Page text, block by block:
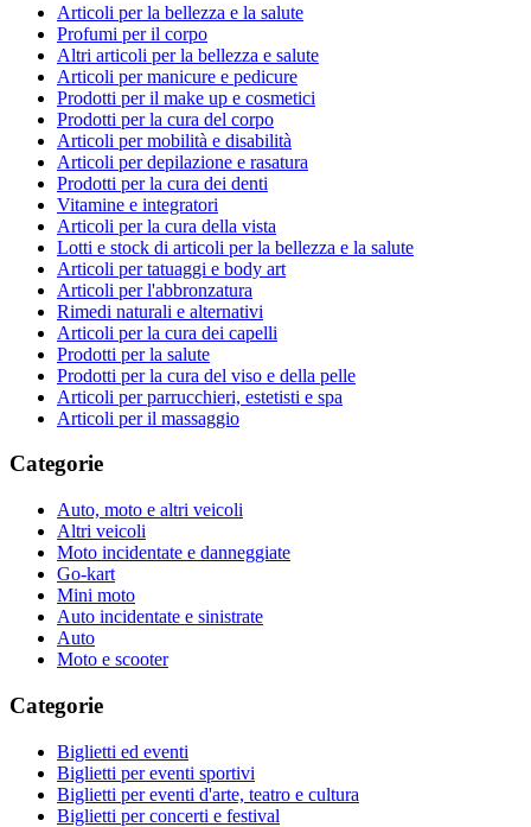
Articoli per la bellezza e la salute
Profumi per il corpo
Altri articoli per la bellezza e salute
Articoli per manicure e pedicure
Prodotti per il make up e cosmetici
Prodotti per la cura del corpo
Articoli per mobilità e disabilità
Articoli per depilazione e rasatura
Prodotti per la cura dei denti
Vitamine e integratori
Articoli per la cura della vista
Lotti e stock di articoli per la bellezza e la salute
Articoli per tatuaggi e body art
Articoli per l'abbronzatura
Rimedi naturali e alternativi
Articoli per la cura dei capelli
Prodotti per la salute
Prodotti per la cura del viso e della pelle
Articoli per parrucchieri, estetisti e spa
Articoli per il massaggio
Categorie
Auto, moto e altri veicoli
Altri veicoli
Moto incidentate e danneggiate
Go-kart
Mini moto
Auto incidentate e sinistrate
Auto
Moto e scooter
Categorie
Biglietti ed eventi
Biglietti per eventi sportivi
Biglietti per eventi d'arte, teatro e cultura
Biglietti per concerti e festival